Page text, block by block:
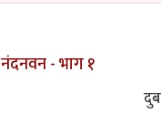
- भाग १